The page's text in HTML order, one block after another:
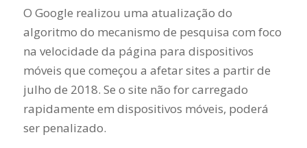
O Google realizou uma atualização do
algoritmo do mecanismo de pesquisa com foco
na velocidade da página para dispositivos
móveis que começou a afetar sites a partir de
julho de 2018. Se o site não for carregado
rapidamente em dispositivos móveis, poderá
ser penalizado.